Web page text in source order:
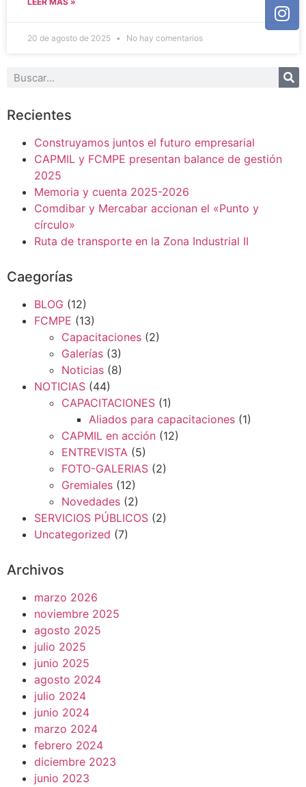
20 de agosto de 2025 No hay comentarios
Recientes
Construyamos juntos el futuro empresarial
CAPMIL y FCMPE presentan balance de gestión
2025
Memoria y cuenta 2025-2026
Comdibar y Mercabar accionan el «Punto y
círculo»
Ruta de transporte en la Zona Industrial II
Caegorías
BLOG (12)
FCMPE (13)
Capacitaciones (2)
Galerías (3)
Noticias (8)
NOTICIAS (44)
CAPACITACIONES (1)
Aliados para capacitaciones (1)
CAPMIL en acción (12)
ENTREVISTA (5)
FOTO-GALERIAS (2)
Gremiales (12)
Novedades (2)
SERVICIOS PÚBLICOS (2)
Uncategorized (7)
Archivos
marzo 2026
noviembre 2025
agosto 2025
julio 2025
junio 2025
agosto 2024
julio 2024
junio 2024
marzo 2024
febrero 2024
diciembre 2023
junio 2023